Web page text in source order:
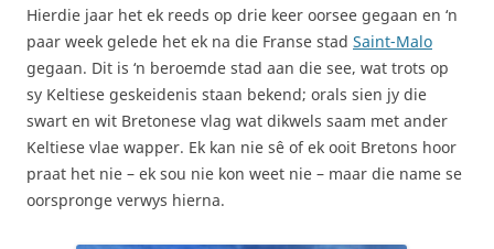
Hierdie jaar het ek reeds op drie keer oorsee gegaan en ‘n
paar week gelede het ek na die Franse stad Saint-Malo
gegaan. Dit is ‘n beroemde stad aan die see, wat trots op
sy Keltiese geskeidenis staan bekend; orals sien jy die
swart en wit Bretonese vlag wat dikwels saam met ander
Keltiese vlae wapper. Ek kan nie sê of ek ooit Bretons hoor
praat het nie – ek sou nie kon weet nie – maar die name se
oorspronge verwys hierna.